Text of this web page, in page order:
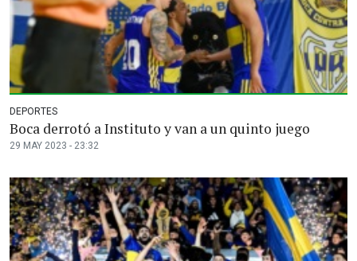
DEPORTES
Boca derrotó a Instituto y van a un quinto juego
29 MAY 2023 - 23:32